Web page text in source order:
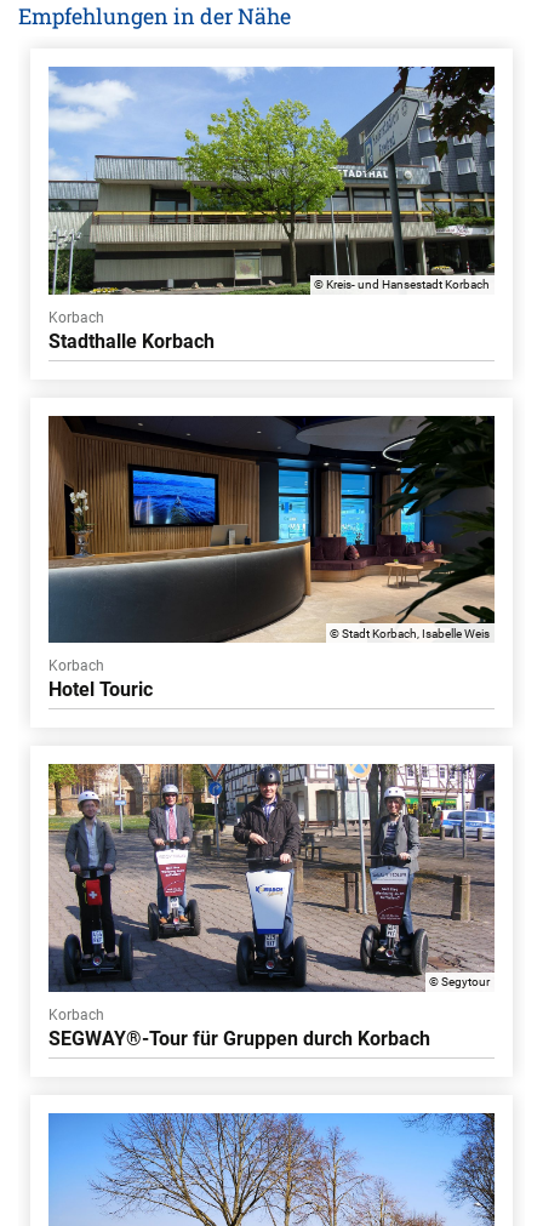
Empfehlungen in der Nähe
© Kreis- und Hansestadt Korbach
Korbach
Stadthalle Korbach
© Stadt Korbach, Isabelle Weis
Korbach
Hotel Touric
© Segytour
Korbach
SEGWAY®-Tour für Gruppen durch Korbach